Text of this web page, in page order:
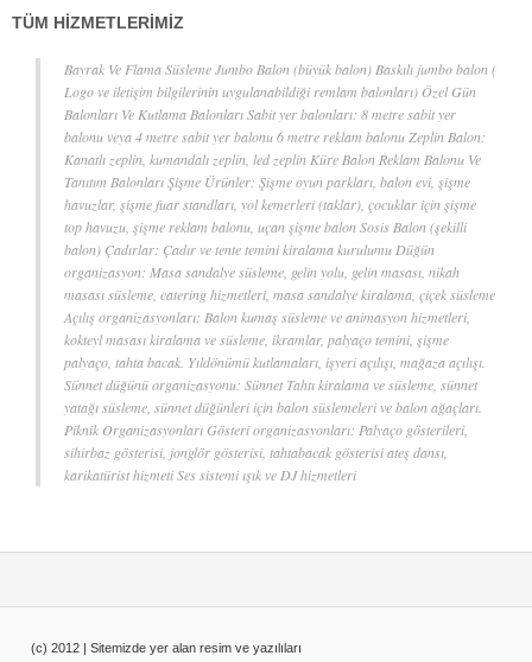
TÜM HİZMETLERİMİZ
Bayrak Ve Flama Süsleme Jumbo Balon (büyük balon) Baskılı jumbo balon (
Logo ve iletişim bilgilerinin uygulanabildiği remlam balonları) Özel Gün
Balonları Ve Kutlama Balonları Sabit yer balonları: 8 metre sabit yer
balonu veya 4 metre sabit yer balonu 6 metre reklam balonu Zeplin Balon:
Kanatlı zeplin, kumandalı zeplin, led zeplin Küre Balon Reklam Balonu Ve
Tanıtım Balonları Şişme Ürünler: Şişme oyun parkları, balon evi, şişme
havuzlar, şişme fuar standları, yol kemerleri (taklar), çocuklar için şişme
top havuzu, şişme reklam balonu, uçan şişme balon Sosis Balon (şekilli
balon) Çadırlar: Çadır ve tente temini kiralama kurulumu Düğün
organizasyon: Masa sandalye süsleme, gelin yolu, gelin masası, nikah
masası süsleme, catering hizmetleri, masa sandalye kiralama, çiçek süsleme
Açılış organizasyonları: Balon kumaş süsleme ve animasyon hizmetleri,
kokteyl masası kiralama ve süsleme, ikramlar, palyaço temini, şişme
palyaço, tahta bacak. Yıldönümü kutlamaları, işyeri açılışı, mağaza açılışı.
Sünnet düğünü organizasyonu: Sünnet Tahtı kiralama ve süsleme, sünnet
yatağı süsleme, sünnet düğünleri için balon süslemeleri ve balon ağaçları.
Piknik Organizasyonları Gösteri organizasyonları: Palyaço gösterileri,
sihirbaz gösterisi, jonglör gösterisi, tahtabacak gösterisi ateş dansı,
karikatürist hizmeti Ses sistemi ışık ve DJ hizmetleri
(c) 2012 | Sitemizde yer alan resim ve yazılıları